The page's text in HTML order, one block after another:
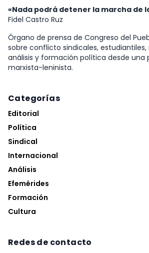
«Nada podrá detener la marcha de
Fidel Castro Ruz
Órgano de prensa de Congreso del
sobre conflicto sindicales,
análisis y formación política desde una
marxista-leninista.
Categorías
Editorial
Política
Sindical
Internacional
Análisis
Efemérides
Formación
Cultura
Redes de contacto